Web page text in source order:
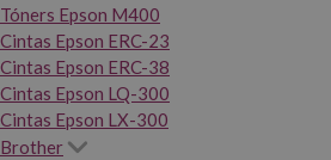
Tóners Epson M400
Cintas Epson ERC-23
Cintas Epson ERC-38
Cintas Epson LQ-300
Cintas Epson LX-300
Brother